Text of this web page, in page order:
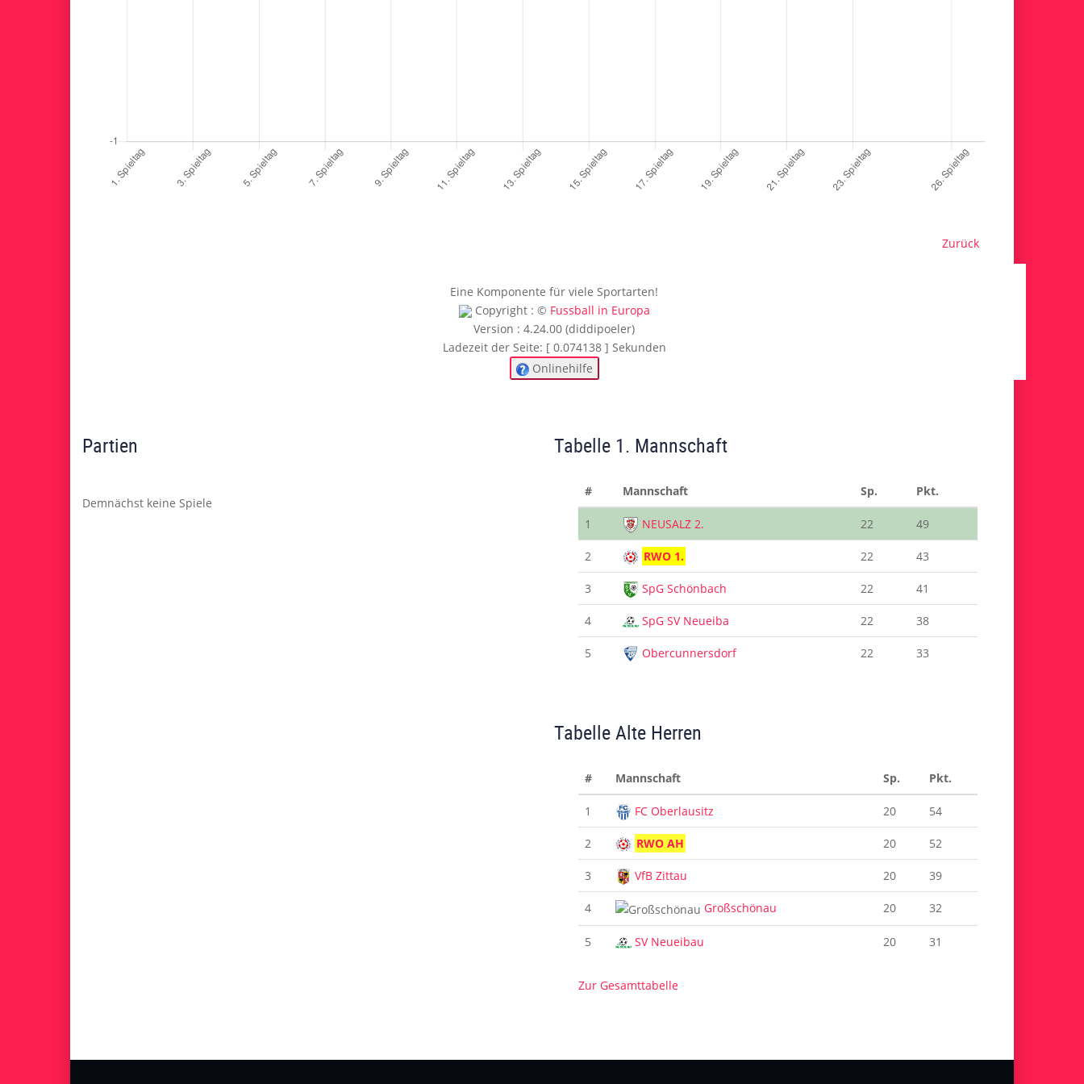
Zurück
Eine Komponente für viele Sportarten!
Copyright : © Fussball in Europa
Version : 4.24.00 (diddipoeler)
Ladezeit der Seite: [ 0.074138 ] Sekunden
Onlinehilfe
Partien
Demnächst keine Spiele
Tabelle 1. Mannschaft
# Mannschaft Sp. Pkt.
1 NEUSALZ 2. 22 49
2 RWO 1. 22 43
3 SpG Schönbach 22 41
4 SpG SV Neueiba 22 38
5 Obercunnersdorf 22 33
Tabelle Alte Herren
# Mannschaft Sp. Pkt.
1 FC Oberlausitz 20 54
2 RWO AH 20 52
3 VfB Zittau 20 39
4 Großschönau 20 32
5 SV Neueibau 20 31
Zur Gesamttabelle